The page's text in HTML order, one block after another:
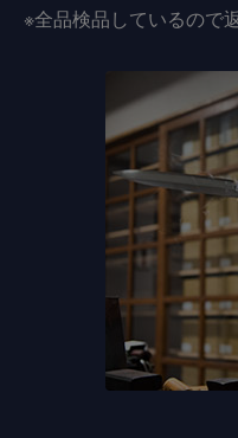
※全品検品しているので